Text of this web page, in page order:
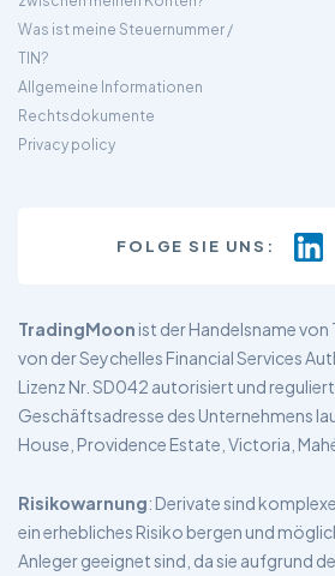
Was ist meine Steuernummer /
TIN?
Allgemeine Informationen
Rechtsdokumente
Privacy policy
FOLGE SIE UNS:
TradingMoon ist der Handelsname von
von der Seychelles Financial Services
Lizenz Nr. SD042 autorisiert und
Geschäftsadresse des Unternehmens
House, Providence Estate, Victoria,
Risikowarnung: Derivate sind
ein erhebliches Risiko bergen und
Anleger geeignet sind, da sie aufgrund